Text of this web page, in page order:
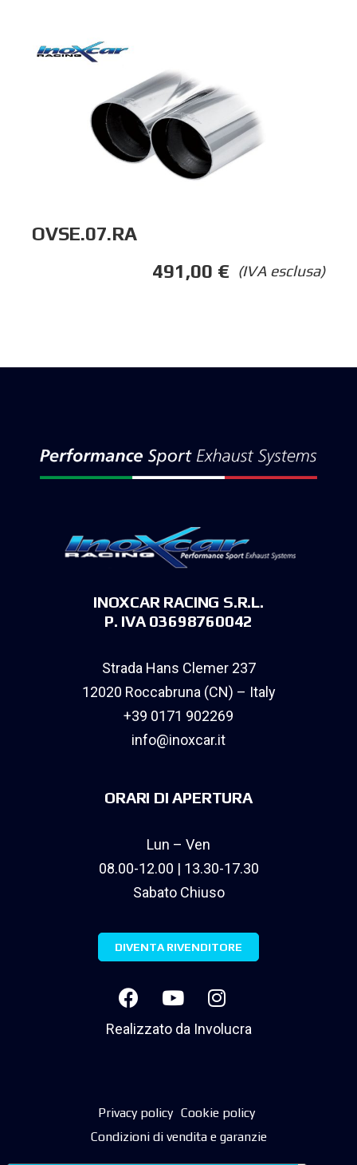
OVSE.07.RA
(IVA esclusa)
491,00 €
INOXCAR RACING S.R.L.
P. IVA 03698760042
Strada Hans Clemer 237
12020 Roccabruna (CN) – Italy
+39 0171 902269
info@inoxcar.it
ORARI DI APERTURA
Lun – Ven
08.00-12.00 | 13.30-17.30
Sabato Chiuso
DIVENTA RIVENDITORE
Realizzato da Involucra
Privacy policy Cookie policy
Condizioni di vendita e garanzie